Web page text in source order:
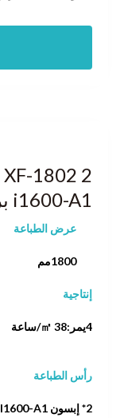
i1600-A1 برؤوس الطباعة التسامي
عرض الطباعة
1800مم
إنتاجية
4يمر:38 ㎡/ساعة
رأس الطباعة
2* إبسون I1600-A1